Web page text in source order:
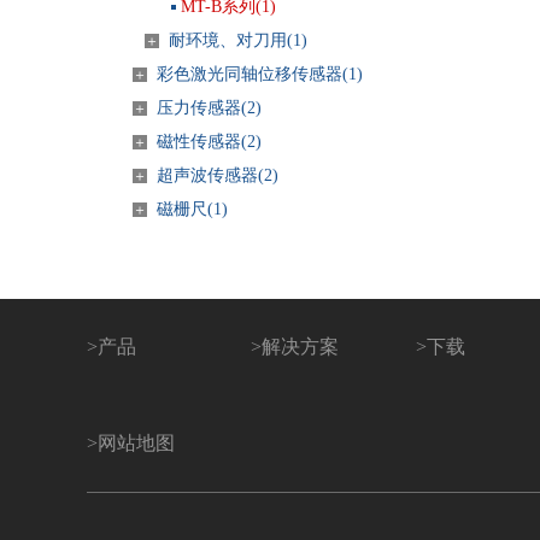
MT-B系列(1)
＋ 耐环境、对刀用(1)
＋ 彩色激光同轴位移传感器(1)
＋ 压力传感器(2)
＋ 磁性传感器(2)
＋ 超声波传感器(2)
＋ 磁栅尺(1)
>产品 >解决方案 >下载
>网站地图